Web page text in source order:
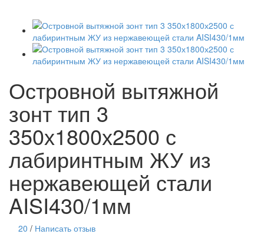
Островной вытяжной
зонт тип 3
350х1800х2500 с
лабиринтным ЖУ из
нержавеющей стали
AISI430/1мм
20 / Написать отзыв